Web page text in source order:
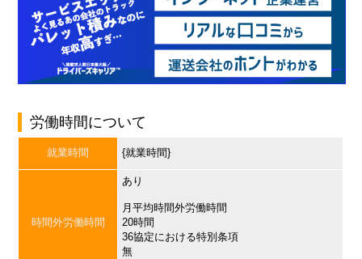
労働時間について
就業時間 {就業時間}
時間外労働時間
あり
月平均時間外労働時間
20時間
36協定における特別条項
無